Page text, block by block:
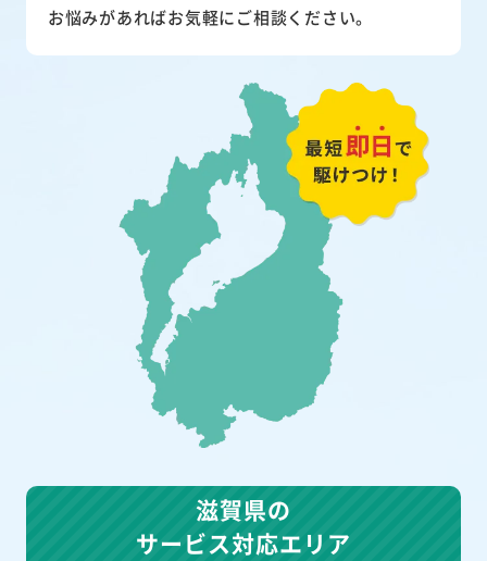
お悩みがあればお気軽にご相談ください。
滋賀県の
サービス対応エリア